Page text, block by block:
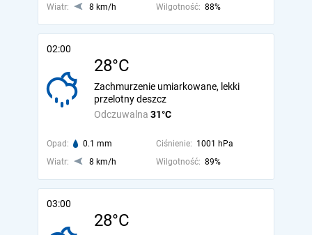
Wiatr:
8 km/h Wilgotność: 88%
02:00
28°C
Odczuwalna 31°C
Zachmurzenie umiarkowane, lekki
przelotny deszcz
Opad: 0.1 mm Ciśnienie: 1001 hPa
Wiatr:
8 km/h Wilgotność: 89%
03:00
28°C